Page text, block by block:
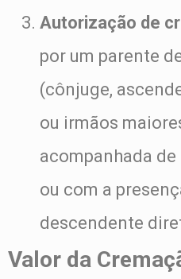
Autorização de
por um parente
(cônjuge,
ou irmãos
acompanhada
ou com a
descendente
Valor da